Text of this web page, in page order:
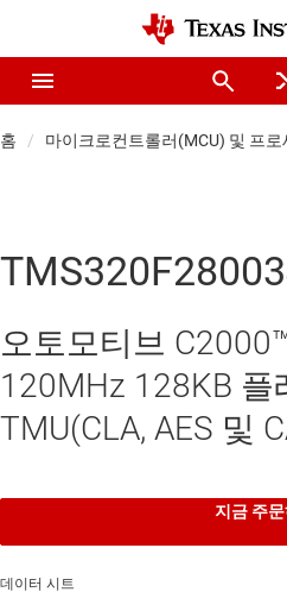
홈 마이크로컨트롤러(MCU) 및 프로
오토모티브
120MHz 128KB 플
TMU(CLA, AES 및
지금 주문
데이터 시트